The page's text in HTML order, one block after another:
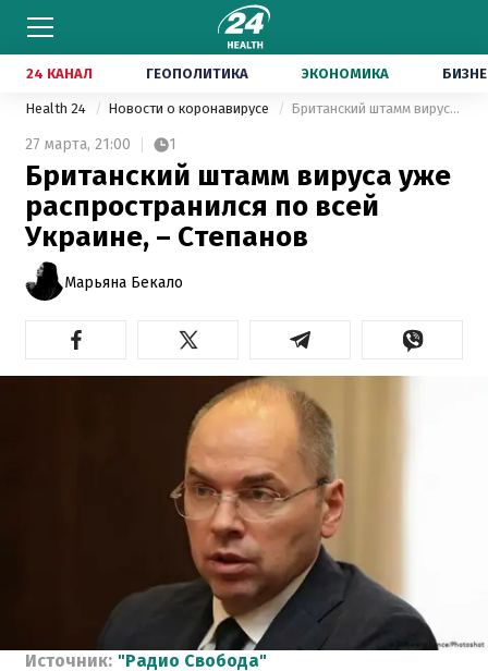
24 КАНАЛ ГЕОПОЛИТИКА ЭКОНОМИКА
Health 24 Новости о коронавирусе Британский штамм вируса уже распространился по всей Украине, – Степанов
27 марта, 21:00 1
Британский штамм вируса уже
распространился по всей
Украине, – Степанов
Марьяна Бекало
Источник: "Радио Свобода"